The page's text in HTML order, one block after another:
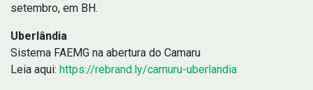
setembro, em BH.
Uberlândia
Sistema FAEMG na abertura do Camaru
Leia aqui: https://rebrand.ly/camuru-uberlandia